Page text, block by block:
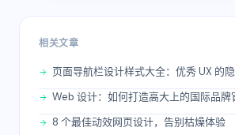
相关文章
页面导航栏设计样式大全：优秀 UX 的
Web 设计：如何打造高大上的国际品牌
8 个最佳动效网页设计，告别枯燥体验